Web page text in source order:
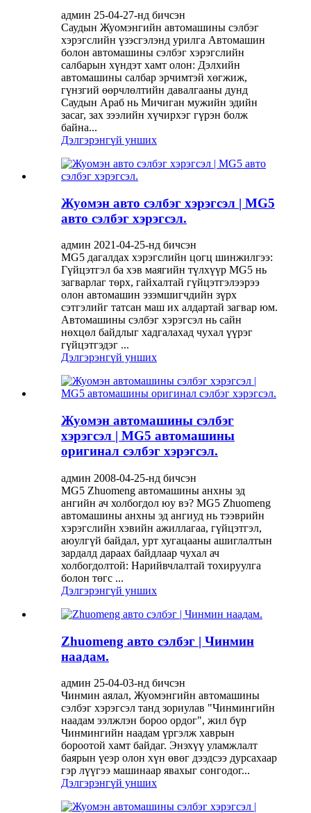
админ 25-04-27-нд бичсэн
Саудын Жуомэнгийн автомашины сэлбэг
хэрэгслийн үзэсгэлэнд урилга Автомашин
болон автомашины сэлбэг хэрэгслийн
салбарын хүндэт хамт олон: Дэлхийн
автомашины салбар эрчимтэй хөгжиж,
гүнзгий өөрчлөлтийн давалгааны дунд
Саудын Араб нь Мичиган мужийн эдийн
засаг, зах зээлийн хүчирхэг гүрэн болж
байна...
Дэлгэрэнгүй унших
Жуомэн авто сэлбэг хэрэгсэл | MG5
авто сэлбэг хэрэгсэл.
админ 2021-04-25-нд бичсэн
MG5 дагалдах хэрэгслийн цогц шинжилгээ:
Гүйцэтгэл ба хэв маягийн түлхүүр MG5 нь
загварлаг төрх, гайхалтай гүйцэтгэлээрээ
олон автомашин эзэмшигчдийн зүрх
сэтгэлийг татсан маш их алдартай загвар юм.
Автомашины сэлбэг хэрэгсэл нь сайн
нөхцөл байдлыг хадгалахад чухал үүрэг
гүйцэтгэдэг ...
Дэлгэрэнгүй унших
Жуомэн автомашины сэлбэг
хэрэгсэл | MG5 автомашины
оригинал сэлбэг хэрэгсэл.
админ 2008-04-25-нд бичсэн
MG5 Zhuomeng автомашины анхны эд
ангийн ач холбогдол юу вэ? MG5 Zhuomeng
автомашины анхны эд ангиуд нь тээврийн
хэрэгслийн хэвийн ажиллагаа, гүйцэтгэл,
аюулгүй байдал, урт хугацааны ашиглалтын
зардалд дараах байдлаар чухал ач
холбогдолтой: Нарийвчлалтай тохируулга
болон төгс ...
Дэлгэрэнгүй унших
Zhuomeng авто сэлбэг | Чинмин
наадам.
админ 25-04-03-нд бичсэн
Чинмин аялал, Жуомэнгийн автомашины
сэлбэг хэрэгсэл танд зориулав "Чинмингийн
наадам ээлжлэн бороо ордог", жил бүр
Чинмингийн наадам үргэлж хаврын
бороотой хамт байдаг. Энэхүү уламжлалт
баярын үеэр олон хүн өвөг дээдсээ дурсахаар
гэр лүүгээ машинаар явахыг сонгодог...
Дэлгэрэнгүй унших